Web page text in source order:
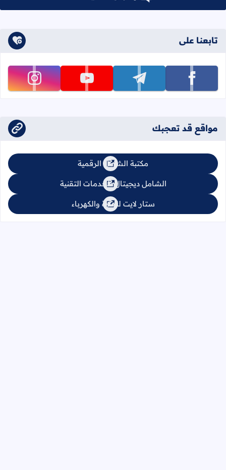
تابعنا على
تابعنا على facebook تابعنا على telegram تابعنا على youtube تابعنا على instagram
مواقع قد تعجبك
مكتبة الشامل الرقمية
الشامل ديجيتال للخدمات التقنية
ستار لايت للإنارة والكهرباء